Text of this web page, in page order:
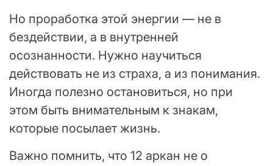
Но проработка этой энергии — не в
бездействии, а в внутренней
осознанности. Нужно научиться
действовать не из страха, а из понимания.
Иногда полезно остановиться, но при
этом быть внимательным к знакам,
которые посылает жизнь.
Важно помнить, что 12 аркан не о